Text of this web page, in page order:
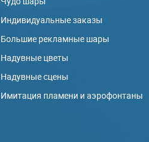
Индивидуальные заказы
Большие рекламные шары
Надувные цветы
Надувные сцены
Имитация пламени и аэрофонтаны